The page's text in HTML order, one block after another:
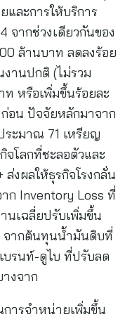
และการให้บริการ
จากช่วงเดียวกันของ
ล้านบาท ลดลงร้อย
งานปกติ (ไม่รวม
ท หรือเพิ่มขึ้นร้อยละ
อน ปัจจัยหลักมาจาก
ะมาณ 71 เหรียญ
จโลกที่ชะลอตัวและ
ส่งผลให้ธุรกิจโรงกลั่น
ก Inventory Loss ที่
นเฉลี่ยปรับเพิ่มขึ้น
จากต้นทุนน้ำมันดิบที่
บรนท์-ดูไบ ที่ปรับลด
งจาก
ารจำหน่ายเพิ่มขึ้น